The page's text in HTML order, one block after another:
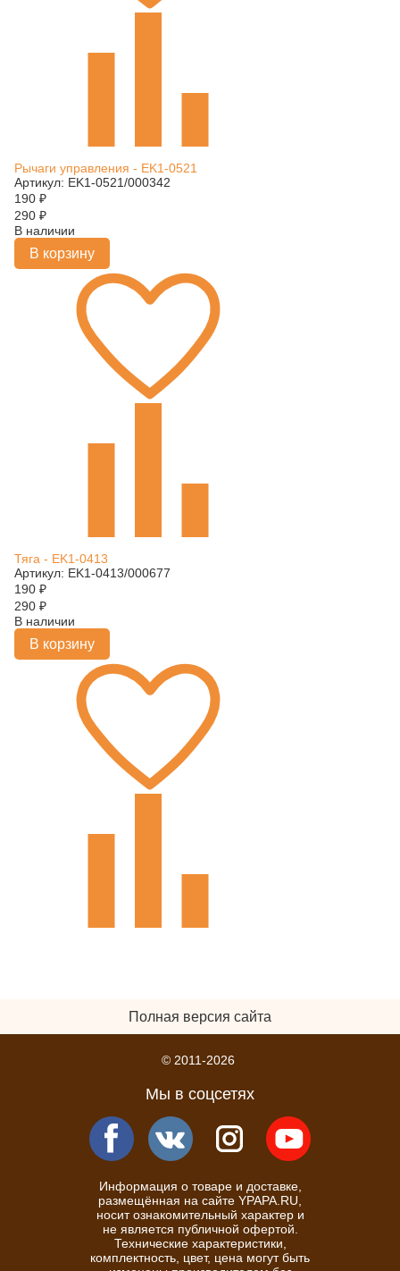
Рычаги управления - EK1-0521
Артикул: EK1-0521/000342
190 ₽
290 ₽
В наличии
В корзину
Тяга - EK1-0413
Артикул: EK1-0413/000677
190 ₽
290 ₽
В наличии
В корзину
Полная версия сайта
© 2011-2026
Мы в соцсетях
Информация о товаре и доставке,
размещённая на сайте YPAPA.RU,
носит ознакомительный характер и
не является публичной офертой.
Технические характеристики,
комплектность, цвет, цена могут быть